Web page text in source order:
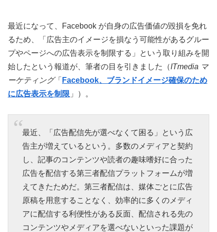
最近になって、Facebook が自身の広告価値の毀損を免れ
るため、「広告主のイメージを損なう可能性があるグルー
プやページへの広告表示を制限する」という取り組みを開
始したという報道が、筆者の目を引きました（ITmedia マ
ーケティング「 Facebook、ブランドイメージ確保のため
に広告表示を制限 」）。
最近、「広告配信先が選べなくて困る」という広
告主が増えているという。多数のメディアと契約
し、記事のコンテンツや読者の趣味嗜好に合った
広告を配信する第三者配信プラットフォームが増
えてきたためだ。第三者配信は、媒体ごとに広告
原稿を用意することなく、効率的に多くのメディ
アに配信する利便性がある反面、配信される先の
コンテンツやメディアを選べないといった課題が